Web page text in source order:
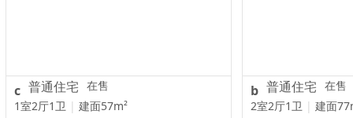
c 普通住宅 在售
1室2厅1卫 | 建面57m²
b 普通住宅 在售
2室2厅1卫 | 建面